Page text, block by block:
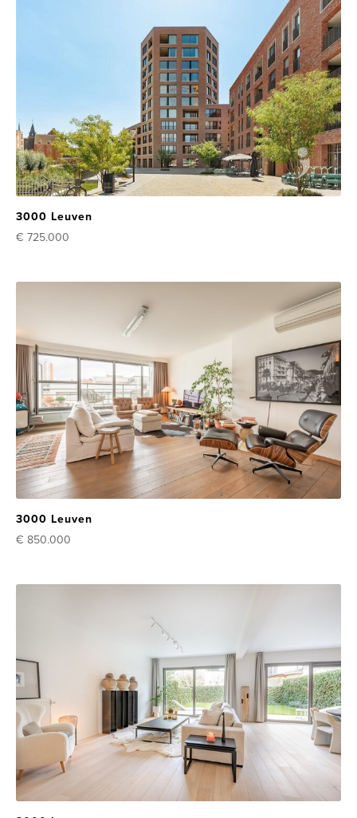
3000 Leuven
€ 725.000
3000 Leuven
€ 850.000